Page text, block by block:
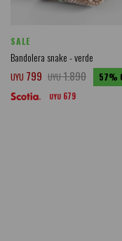
SALE
Bandolera snake - verde
UYU 799 UYU1.890 57
UYU 679